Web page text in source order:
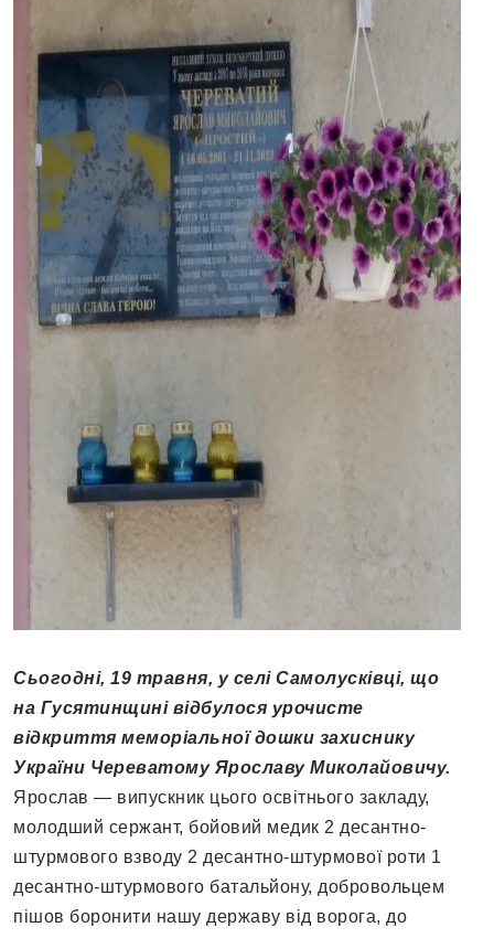
Сьогодні, 19 травня, у селі Самолусківці, що
на Гусятинщині відбулося урочисте
відкриття меморіальної дошки захиснику
України Череватому Ярославу Миколайовичу.
Ярослав — випускник цього освітнього закладу,
молодший сержант, бойовий медик 2 десантно-
штурмового взводу 2 десантно-штурмової роти 1
десантно-штурмового батальйону, добровольцем
пішов боронити нашу державу від ворога, до